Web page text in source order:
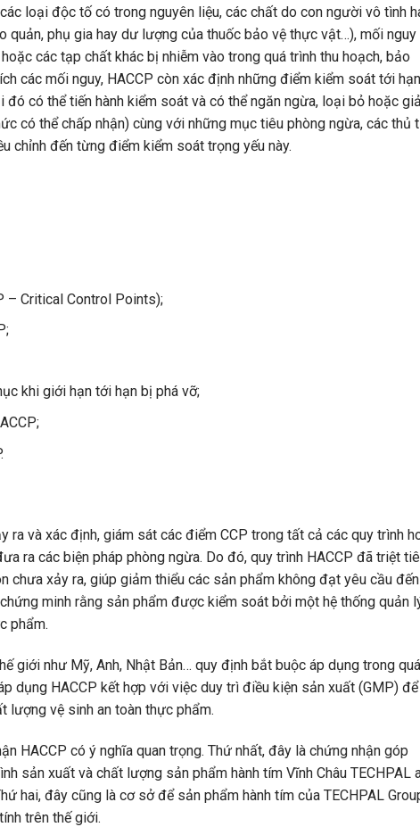
loại độc tố có trong nguyên liệu, các chất do con người vô tình
quản, phụ gia hay dư lượng của thuốc bảo vệ thực vật…), mối nguy
các tạp chất khác bị nhiễm vào trong quá trình thu hoạch, bảo
các mối nguy, HACCP còn xác định những điểm kiểm soát tới hạn
có thể tiến hành kiểm soát và có thể ngăn ngừa, loại bỏ hoặc
có thể chấp nhận) cùng với những mục tiêu phòng ngừa, các thủ
chỉnh đến từng điểm kiểm soát trọng yếu này.
– Critical Control Points);
khi giới hạn tới hạn bị phá vỡ;
ra và xác định, giám sát các điểm CCP trong tất cả các quy trình
ra các biện pháp phòng ngừa. Do đó, quy trình HACCP đã triệt
chưa xảy ra, giúp giảm thiểu các sản phẩm không đạt yêu cầu đến
minh rằng sản phẩm được kiểm soát bởi một hệ thống quản
phẩm.
giới như Mỹ, Anh, Nhật Bản… quy định bắt buộc áp dụng trong quá
dụng HACCP kết hợp với việc duy trì điều kiện sản xuất (GMP) để
lượng vệ sinh an toàn thực phẩm.
HACCP có ý nghĩa quan trọng. Thứ nhất, đây là chứng nhận góp
sản xuất và chất lượng sản phẩm hành tím Vĩnh Châu TECHPAL
hai, đây cũng là cơ sở để sản phẩm hành tím của TECHPAL
trên thế giới.